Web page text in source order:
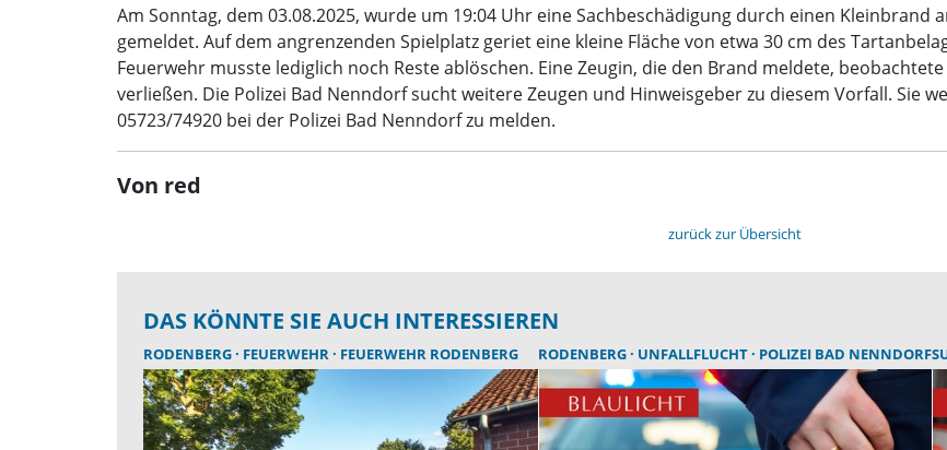
Am Sonntag, dem 03.08.2025, wurde um 19:04 Uhr eine Sachbeschädigung durch einen Kleinbrand
gemeldet. Auf dem angrenzenden Spielplatz geriet eine kleine Fläche von etwa 30 cm des
Feuerwehr musste lediglich noch Reste ablöschen. Eine Zeugin, die den Brand meldete,
verließen. Die Polizei Bad Nenndorf sucht weitere Zeugen und Hinweisgeber zu diesem Vorfall. Sie
05723/74920 bei der Polizei Bad Nenndorf zu melden.
Von red
zurück zur Übersicht
DAS KÖNNTE SIE AUCH INTERESSIEREN
RODENBERG FEUERWEHR FEUERWEHR RODENBERG RODENBERG UNFALLFLUCHT POLIZEI BAD NENNDORF